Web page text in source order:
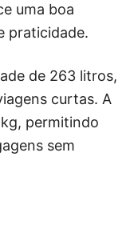
uma boa
praticidade.
de 263 litros,
curtas. A
permitindo
sem